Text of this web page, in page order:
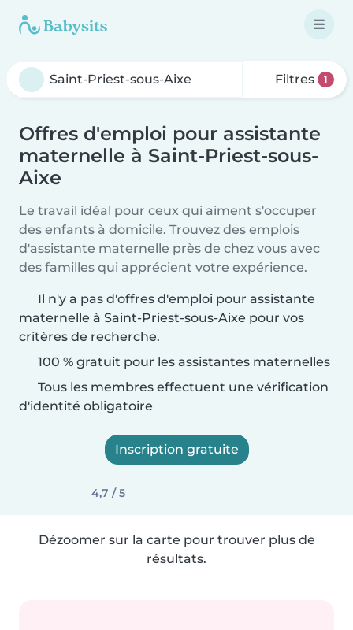
Filtres 1
Offres d'emploi pour assistante
maternelle à Saint-Priest-sous-
Aixe
Le travail idéal pour ceux qui aiment s'occuper
des enfants à domicile. Trouvez des emplois
d'assistante maternelle près de chez vous avec
des familles qui apprécient votre expérience.
Il n'y a pas d'offres d'emploi pour assistante
maternelle à Saint-Priest-sous-Aixe pour vos
critères de recherche.
100 % gratuit pour les assistantes maternelles
Tous les membres effectuent une vérification
d'identité obligatoire
Inscription gratuite
4,7 / 5
Dézoomer sur la carte pour trouver plus de
résultats.